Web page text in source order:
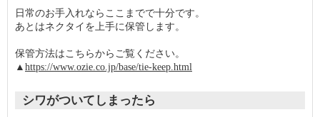
日常のお手入れならここまでで十分です。
あとはネクタイを上手に保管します。
保管方法はこちらからご覧ください。
▲ https://www.ozie.co.jp/base/tie-keep.html
シワがついてしまったら